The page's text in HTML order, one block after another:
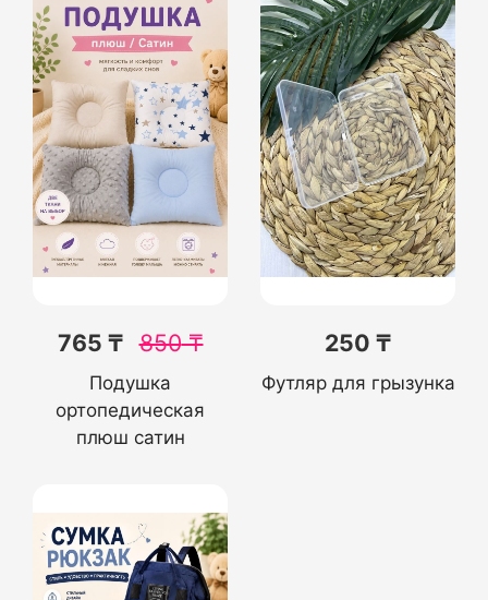
765 ₸ 850₸
Подушка
ортопедическая
плюш сатин
250 ₸
Футляр для грызунка